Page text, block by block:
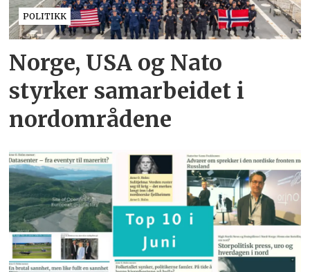
POLITIKK
Norge, USA og Nato
styrker samarbeidet i
nordområdene